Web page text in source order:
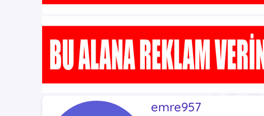
emre957